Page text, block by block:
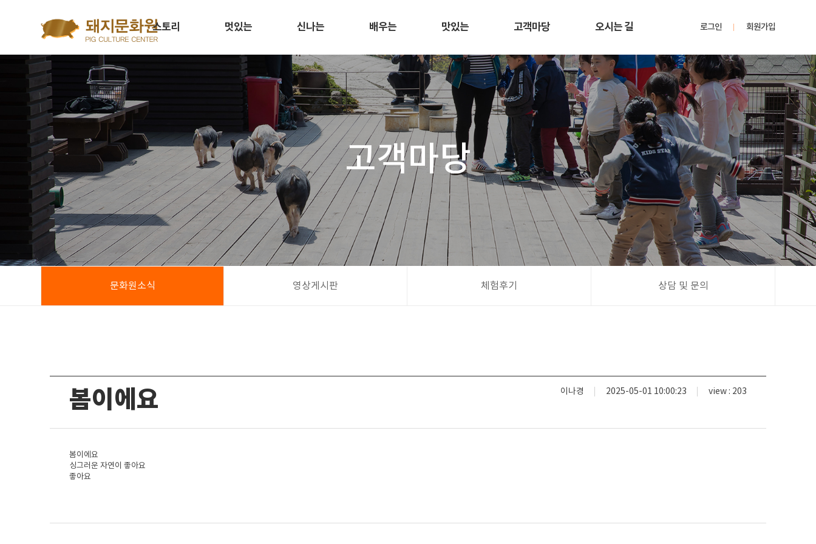
스토리 멋있는 신나는 배우는 맛있는 고객마당 오시는 길 로그인 회원가입
고객마당
문화원소식 영상게시판 체험후기 상담 및 문의
봄이에요 이나경 2025-05-01 10:00:23 view : 203
봄이에요
싱그러운 자연이 좋아요
좋아요